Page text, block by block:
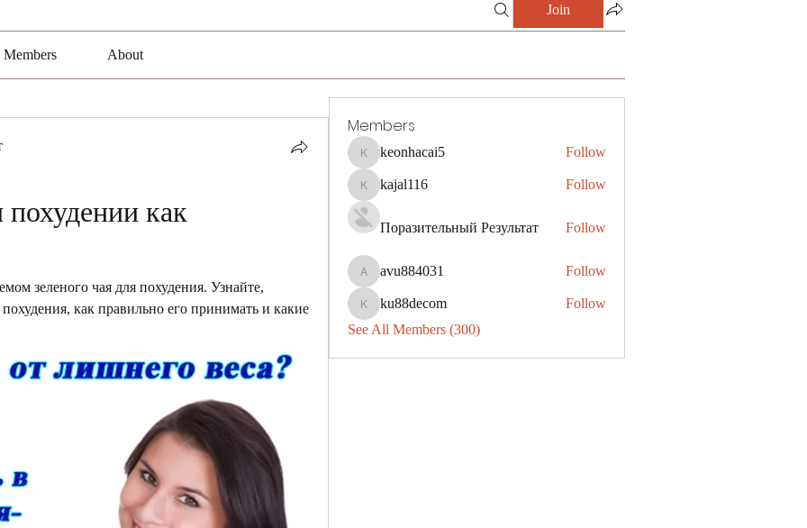
Join
Members About
как
зеленого чая для похудения. Узнайте,
как правильно его принимать и какие
Members
keonhacai5
keonhacai5 Follow
kajal116
kajal116 Follow
Поразительный Результат Follow
avu884031
avu884031 Follow
ku88decom
ku88decom
Follow
See All Members (300)